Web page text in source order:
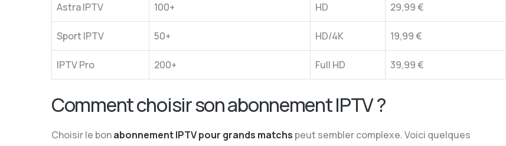
Astra IPTV 100+ HD 29,99 €
Sport IPTV 50+ HD/4K 19,99 €
IPTV Pro 200+ Full HD 39,99 €
Comment choisir son abonnement IPTV ?
Choisir le bonabonnement IPTV pour grands matchs peut sembler complexe. Voici quelques